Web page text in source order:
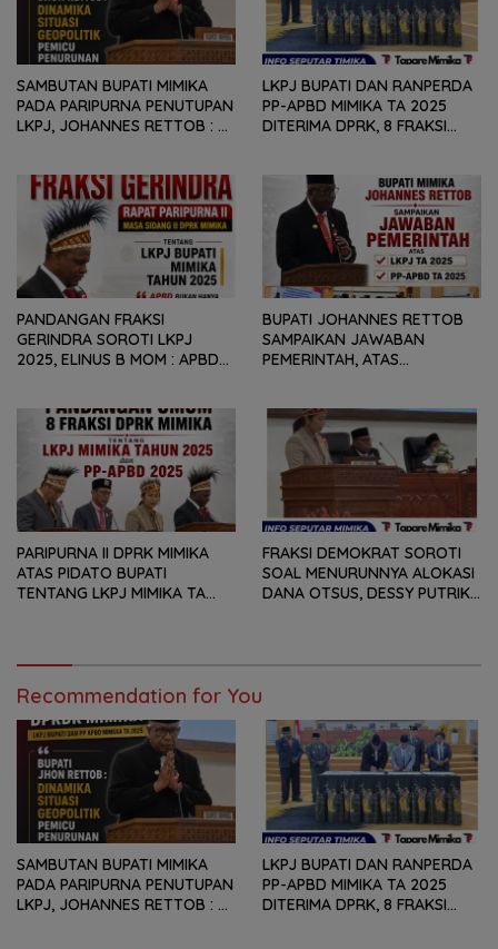
SAMBUTAN BUPATI MIMIKA
PADA PARIPURNA PENUTUPAN
LKPJ, JOHANNES RETTOB :
PENURUNAN FISKAL DAERAH
LKPJ BUPATI DAN RANPERDA
PP-APBD MIMIKA TA 2025
DITERIMA DPRK, 8 FRAKSI
KEPADA PEMERINTAH DAERAH
PANDANGAN FRAKSI
GERINDRA SOROTI LKPJ
2025, ELINUS B MOM : APBD
TETAPI SEJAUH MANA
MAMPU MENJAWAB
KEBUTUHAN MASYARAKAT
BUPATI JOHANNES RETTOB
SAMPAIKAN JAWABAN
PEMERINTAH, ATAS
DAN RANPERDA PP- APBD
TAHUN ANGGARAN 2025
PARIPURNA II DPRK MIMIKA
ATAS PIDATO BUPATI
TENTANG LKPJ MIMIKA TA
FRAKSI DEMOKRAT SOROTI
SOAL MENURUNNYA ALOKASI
DANA OTSUS, DESSY PUTRIKA
BAGI OAP
Recommendation for You
SAMBUTAN BUPATI MIMIKA
PADA PARIPURNA PENUTUPAN
LKPJ, JOHANNES RETTOB :
LKPJ BUPATI DAN RANPERDA
PP-APBD MIMIKA TA 2025
DITERIMA DPRK, 8 FRAKSI